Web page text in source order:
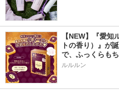
【NEW】『愛
トの香り）』が
で、ふっくらも
ルルルン